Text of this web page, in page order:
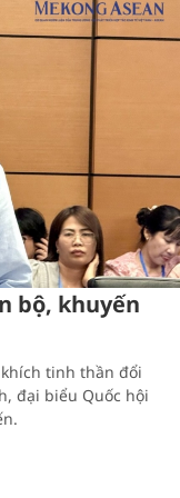
bộ, khuyến
khích tinh thần đổi
đại biểu Quốc hội